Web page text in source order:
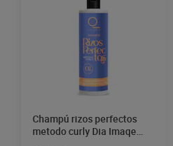
Champú rizos perfectos
metodo curly Dia Imaqe